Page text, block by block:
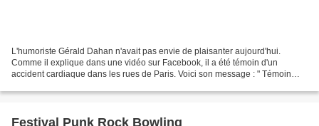
L'humoriste Gérald Dahan n'avait pas envie de plaisanter aujourd'hui.
Comme il explique dans une vidéo sur Facebook, il a été témoin d'un
accident cardiaque dans les rues de Paris. Voici son message : " Témoin
Festival Punk Rock Bowling